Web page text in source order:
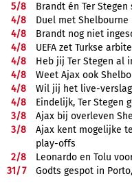
5/8
Brandt én Ter
4/8
Duel met
4/8
Brandt nog niet
4/8
UEFA zet Turkse
4/8
Heb jij Ter Stegen al
4/8
Weet Ajax ook
4/8
Wil jij het live-
4/8
Eindelijk, Ter Stegen
3/8
Ajax bij overleven
3/8
Ajax kent mogelijke
play-offs
2/8
Leonardo en Tolu
31/7 Godts gespot in